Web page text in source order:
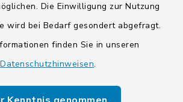
Die Einwilligung zur Nutzung
wird bei Bedarf gesondert abgefragt.
finden Sie in unseren
Datenschutzhinweisen.
Kontakt
Barrierefreiheit